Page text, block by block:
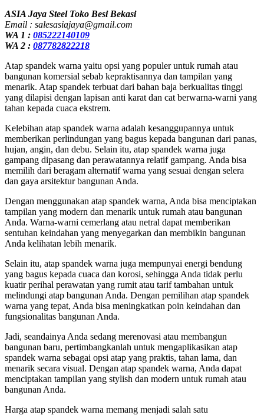
ASIA Jaya Steel Toko Besi Bekasi
Email : salesasiajaya@gmail.com
WA 1 : 085222140109
WA 2 : 087782822218
Atap spandek warna yaitu opsi yang populer untuk rumah atau
bangunan komersial sebab kepraktisannya dan tampilan yang
menarik. Atap spandek terbuat dari bahan baja berkualitas tinggi
yang dilapisi dengan lapisan anti karat dan cat berwarna-warni yang
tahan kepada cuaca ekstrem.
Kelebihan atap spandek warna adalah kesanggupannya untuk
memberikan perlindungan yang bagus kepada bangunan dari panas,
hujan, angin, dan debu. Selain itu, atap spandek warna juga
gampang dipasang dan perawatannya relatif gampang. Anda bisa
memilih dari beragam alternatif warna yang sesuai dengan selera
dan gaya arsitektur bangunan Anda.
Dengan menggunakan atap spandek warna, Anda bisa menciptakan
tampilan yang modern dan menarik untuk rumah atau bangunan
Anda. Warna-warni cemerlang atau netral dapat memberikan
sentuhan keindahan yang menyegarkan dan membikin bangunan
Anda kelihatan lebih menarik.
Selain itu, atap spandek warna juga mempunyai energi bendung
yang bagus kepada cuaca dan korosi, sehingga Anda tidak perlu
kuatir perihal perawatan yang rumit atau tarif tambahan untuk
melindungi atap bangunan Anda. Dengan pemilihan atap spandek
warna yang tepat, Anda bisa meningkatkan poin keindahan dan
fungsionalitas bangunan Anda.
Jadi, seandainya Anda sedang merenovasi atau membangun
bangunan baru, pertimbangkanlah untuk mengaplikasikan atap
spandek warna sebagai opsi atap yang praktis, tahan lama, dan
menarik secara visual. Dengan atap spandek warna, Anda dapat
menciptakan tampilan yang stylish dan modern untuk rumah atau
bangunan Anda.
Harga atap spandek warna memang menjadi salah satu